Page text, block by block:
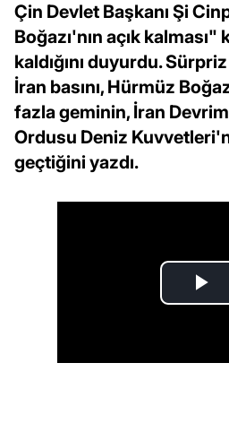
Çin Devlet Başkanı Şi
Boğazı'nın açık
kaldığını duyurdu.
İran basını, Hürmüz
fazla geminin, İran Devrim
Ordusu Deniz
geçtiğini yazdı.